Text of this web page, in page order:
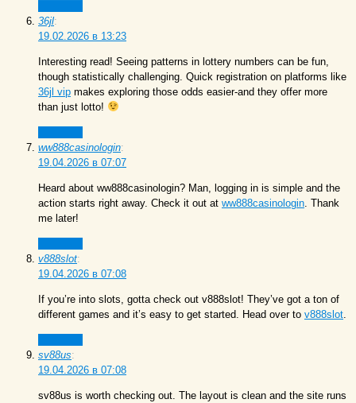
36jl:
19.02.2026 в 13:23
Interesting read! Seeing patterns in lottery numbers can be fun,
though statistically challenging. Quick registration on platforms like
36jl vip makes exploring those odds easier-and they offer more
than just lotto!
ww888casinologin:
19.04.2026 в 07:07
Heard about ww888casinologin? Man, logging in is simple and the
action starts right away. Check it out at ww888casinologin . Thank
me later!
v888slot:
19.04.2026 в 07:08
If you’re into slots, gotta check out v888slot! They’ve got a ton of
different games and it’s easy to get started. Head over to v888slot
sv88us:
19.04.2026 в 07:08
sv88us is worth checking out. The layout is clean and the site runs